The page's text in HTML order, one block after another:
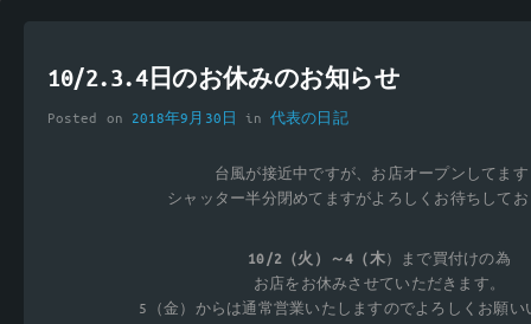
10/2.3.4日のお休みのお知らせ
Posted on 2018年9月30日 in代表の日記
台風が接近中ですが、お店オープンしてま
シャッター半分閉めてますがよろしくお待ちして
10/2（火）～4（木）まで買付けの為
お店をお休みさせていただきます。
5（金）からは通常営業いたしますのでよろしくお願い